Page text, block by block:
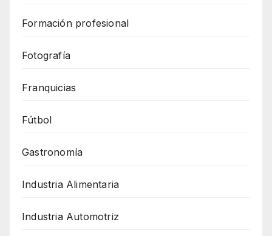
Formación profesional
Fotografía
Franquicias
Fútbol
Gastronomía
Industria Alimentaria
Industria Automotriz